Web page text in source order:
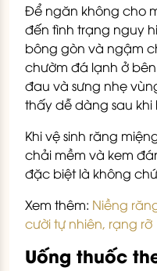
Để ngăn không cho
đến tình trạng nguy
bông gòn và ngậm
chườm đá lạnh ở
đau và sưng nhẹ
thấy dễ dàng sau khi
Khi vệ sinh răng
chải mềm và kem
đặc biệt là không
Xem thêm: Niềng
cười tự nhiên, rạng rỡ
Uống thuốc